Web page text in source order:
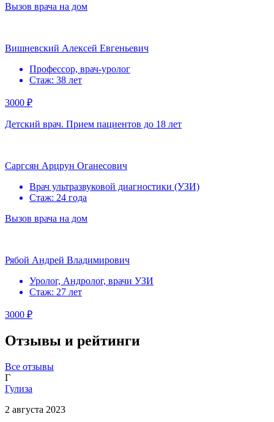
Вызов врача на дом
Вишневский Алексей Евгеньевич
Профессор, врач-уролог
Стаж: 38 лет
3000 ₽
Детский врач. Прием пациентов до 18 лет
Саргсян Арцрун Оганесович
Врач ультразвуковой диагностики (УЗИ)
Стаж: 24 года
Вызов врача на дом
Рябой Андрей Владимирович
Уролог, Андролог, врачи УЗИ
Стаж: 27 лет
3000 ₽
Отзывы и рейтинги
Все отзывы
Г
Гулиза
2 августа 2023